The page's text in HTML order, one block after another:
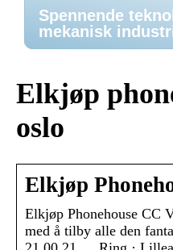
Spennende
mekanisk
Elkjøp
oslo
Elkjøp
Elkjøp Phonehouse CC
med å tilby alle den